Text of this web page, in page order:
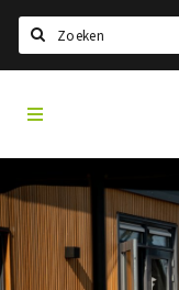
Home
Information
A propos de Baarle
Histoire